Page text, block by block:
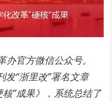
官方微信公众号。
“浙里改”署名文章
核”成果》，系统总结了